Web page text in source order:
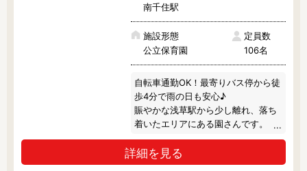
南千住駅
施設形態
公立保育園
定員数
106名
自転車通勤OK！最寄りバス停から徒
歩4分で雨の日も安心♪
賑やかな浅草駅から少し離れ、落ち
着いたエリアにある園さんです。
広い園舎からは隅田川越しにスカイ
ツリーが臨め、開放的な雰囲気！
園庭もありますが、近くにある大き
詳細を見る